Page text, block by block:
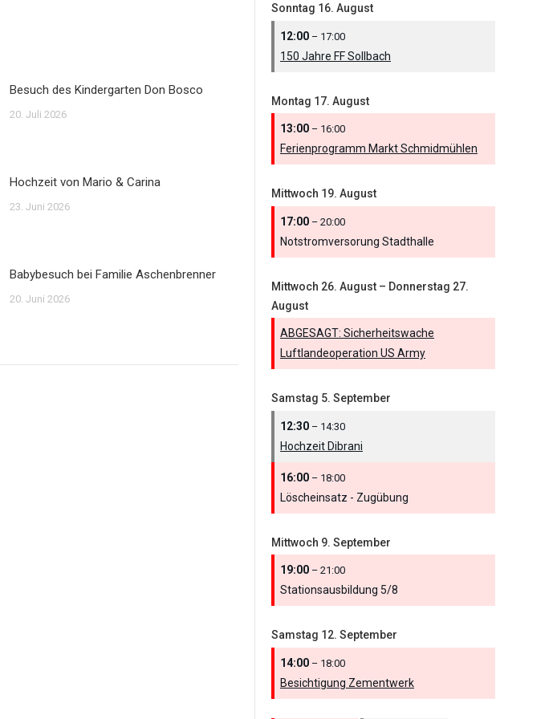
Besuch des Kindergarten Don Bosco
20. Juli 2026
Hochzeit von Mario & Carina
23. Juni 2026
Babybesuch bei Familie Aschenbrenner
20. Juni 2026
Sonntag 16. August
12:00 – 17:00
150 Jahre FF Sollbach
Montag 17. August
13:00 – 16:00
Ferienprogramm Markt Schmidmühlen
Mittwoch 19. August
17:00 – 20:00
Notstromversorung Stadthalle
Mittwoch 26. August – Donnerstag 27.
August
ABGESAGT: Sicherheitswache
Luftlandeoperation US Army
Samstag 5. September
12:30 – 14:30
Hochzeit Dibrani
16:00 – 18:00
Löscheinsatz - Zugübung
Mittwoch 9. September
19:00 – 21:00
Stationsausbildung 5/8
Samstag 12. September
14:00 – 18:00
Besichtigung Zementwerk